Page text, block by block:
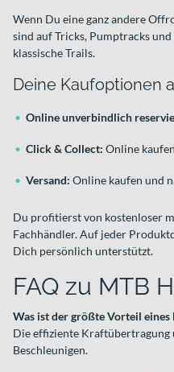
Wenn Du eine ganz andere
sind auf Tricks, Pumptracks
klassische Trails.
Deine Kaufoptionen
Online unverbindlich
Click & Collect: Online
Versand: Online kaufen und
Du profitierst von kostenloser
Fachhändler. Auf jeder
Dich persönlich unterstützt.
FAQ zu MTB
Was ist der größte Vorteil eines
Die effiziente Kraftübertragung
Beschleunigen.